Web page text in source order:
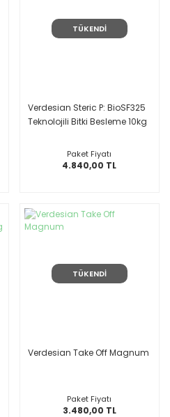
TÜKENDİ
Verdesian Steric P: BioSF325
Teknolojili Bitki Besleme 10kg
Paket Fiyatı
4.840,00 TL
TÜKENDİ
Verdesian Take Off Magnum
Paket Fiyatı
3.480,00 TL